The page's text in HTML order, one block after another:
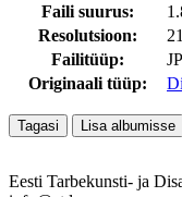
Faili suurus:
Resolutsioon:
Failitüüp:
Originaali tüüp:
Eesti Tarbekunsti- ja